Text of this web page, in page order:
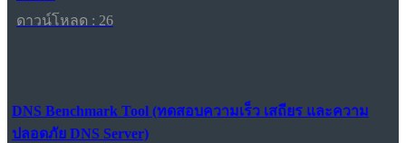
ดาวน์โหลด : 26
DNS Benchmark Tool (ทดสอบความเร็ว เสถียร และความ
ปลอดภัย DNS Server)